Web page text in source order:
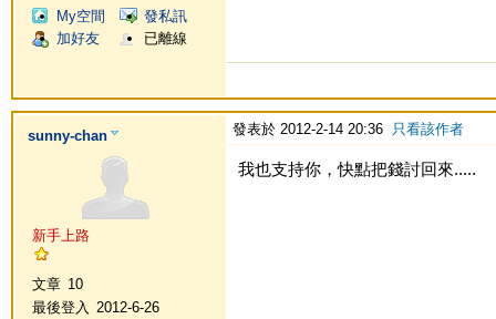
My空間
發私訊
加好友
已離線
sunny-chan
新手上路
文章 10
最後登入
2012-6-26
發表於 2012-2-14 20:36 只看該作者
我也支持你，快點把錢討回來.....